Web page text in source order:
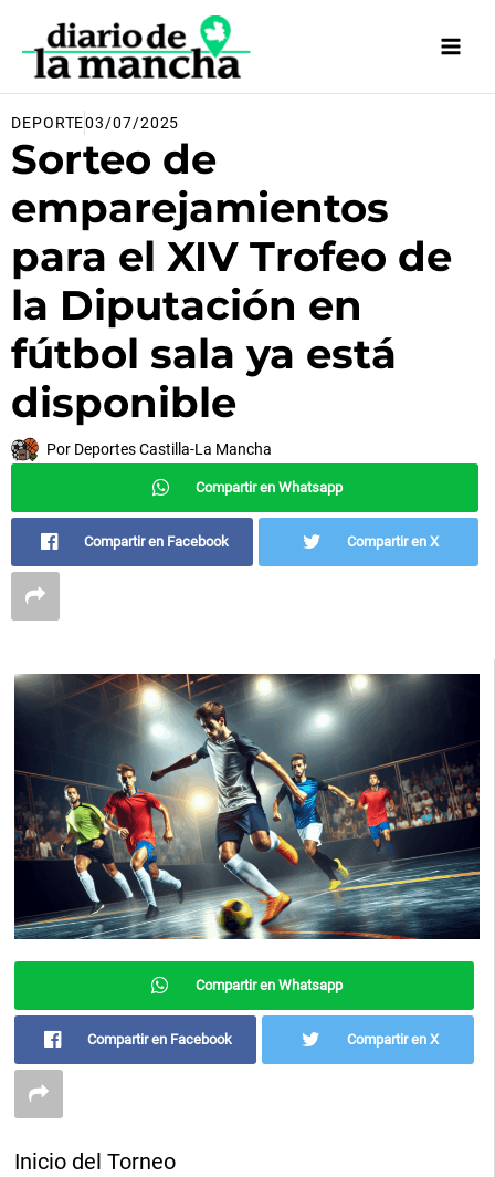
contenido
DEPORTE03/07/2025
Sorteo de
emparejamientos
para el XIV Trofeo de
la Diputación en
fútbol sala ya está
disponible
Por Deportes Castilla-La Mancha
Compartir en Whatsapp
Compartir en Facebook Compartir en X
Compartir en Whatsapp
Compartir en Facebook Compartir en X
Inicio del Torneo